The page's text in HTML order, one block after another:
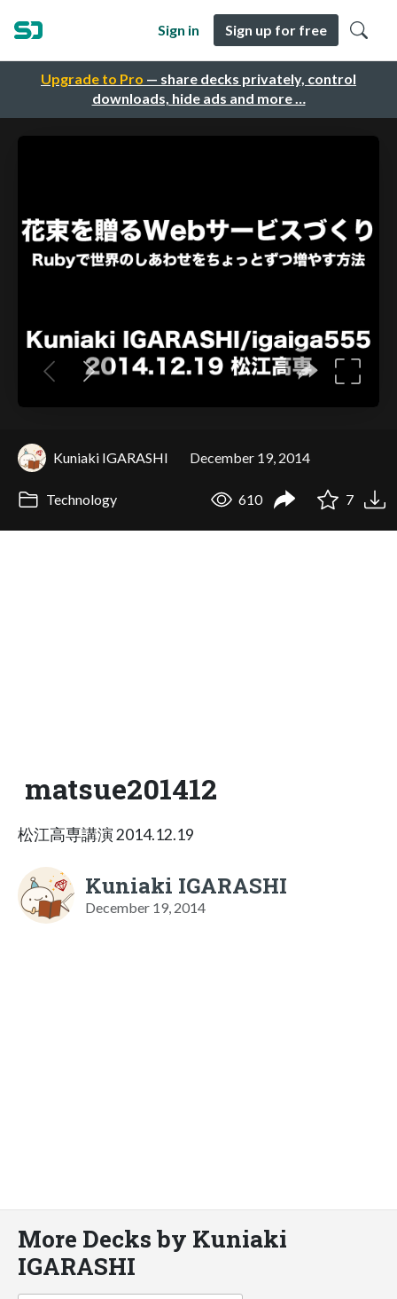
Upgrade to Pro — share decks privately, control
downloads, hide ads and more …
Sign in Sign up for free
Kuniaki IGARASHI December 19, 2014
Technology 610 7
matsue201412
松江高専講演 2014.12.19
Kuniaki IGARASHI
December 19, 2014
More Decks by Kuniaki
IGARASHI